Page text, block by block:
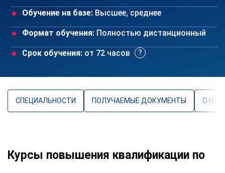
Обучение на базе: Высшее, среднее
Формат обучения: Полностью дистанционный
Срок обучения: от 72 часов
СПЕЦИАЛЬНОСТИ ПОЛУЧАЕМЫЕ ДОКУМЕНТЫ О
Курсы повышения квалификации по